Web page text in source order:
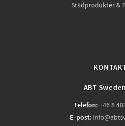
Städprodukter &
ABT
Telefon: +46 8
E-post: